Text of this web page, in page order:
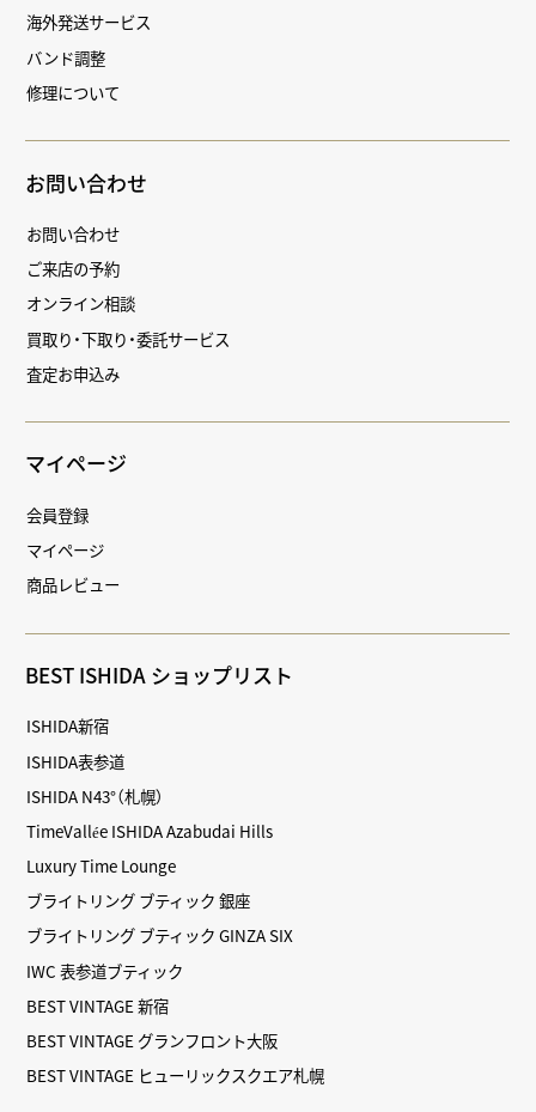
海外発送サービス
バンド調整
修理について
お問い合わせ
お問い合わせ
ご来店の予約
オンライン相談
買取り・下取り・委託サービス
査定お申込み
マイページ
会員登録
マイページ
商品レビュー
BEST ISHIDA ショップリスト
ISHIDA新宿
ISHIDA表参道
ISHIDA N43°（札幌）
TimeVallée ISHIDA Azabudai Hills
Luxury Time Lounge
ブライトリング ブティック 銀座
ブライトリング ブティック GINZA SIX
IWC 表参道ブティック
BEST VINTAGE 新宿
BEST VINTAGE グランフロント大阪
BEST VINTAGE ヒューリックスクエア札幌